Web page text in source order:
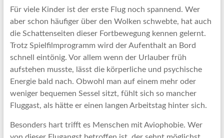
Für viele Kinder ist der erste Flug noch spannend. Wer
aber schon häufiger über den Wolken schwebte, hat auch
die Schattenseiten dieser Fortbewegung kennen gelernt.
Trotz Spielfilmprogramm wird der Aufenthalt an Bord
schnell eintönig. Vor allem wenn der Urlauber früh
aufstehen musste, lässt die körperliche und psychische
Energie bald nach. Obwohl man auf einem mehr oder
weniger bequemen Sessel sitzt, fühlt sich so mancher
Fluggast, als hätte er einen langen Arbeitstag hinter sich.
Besonders hart trifft es Menschen mit Aviophobie. Wer